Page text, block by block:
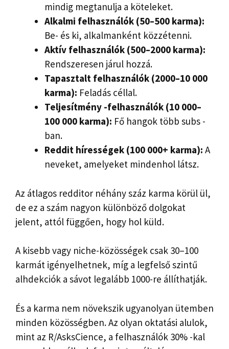
mindig megtanulja a köteleket.
Alkalmi felhasználók (50–500 karma):
Be- és ki, alkalmanként közzétenni.
Aktív felhasználók (500–2000 karma):
Rendszeresen járul hozzá.
Tapasztalt felhasználók (2000–10 000
karma): Feladás céllal.
Teljesítmény -felhasználók (10 000–
100 000 karma): Fő hangok több subs -
ban.
Reddit hírességek (100 000+ karma): A
neveket, amelyeket mindenhol látsz.
Az átlagos redditor néhány száz karma körül ül,
de ez a szám nagyon különböző dolgokat
jelent, attól függően, hogy hol küld.
A kisebb vagy niche-közösségek csak 30–100
karmát igényelhetnek, míg a legfelső szintű
alhdekciók a sávot legalább 1000-re állíthatják.
És a karma nem növekszik ugyanolyan ütemben
minden közösségben. Az olyan oktatási alulok,
mint az R/AsksCience, a felhasználók 30% -kal